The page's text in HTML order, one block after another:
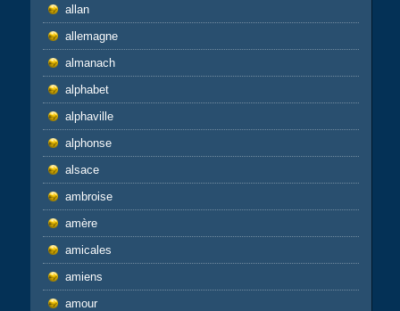
allan
allemagne
almanach
alphabet
alphaville
alphonse
alsace
ambroise
amère
amicales
amiens
amour